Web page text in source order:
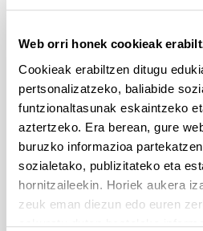
Web orri honek cookieak
Cookieak erabiltzen ditugu
pertsonalizatzeko, baliabide
funtzionaltasunak eskaintzeko
aztertzeko. Era berean, gure
buruzko informazioa
sozialetako, publizitateko eta
hornitzaileekin. Horiek aukera
zeuk eman diezun edo euren
eskuratu duten bestelako
Idatzi hemen zure
Nazioarteko Harremanen
dezan.
Derrigorrezko eremuak